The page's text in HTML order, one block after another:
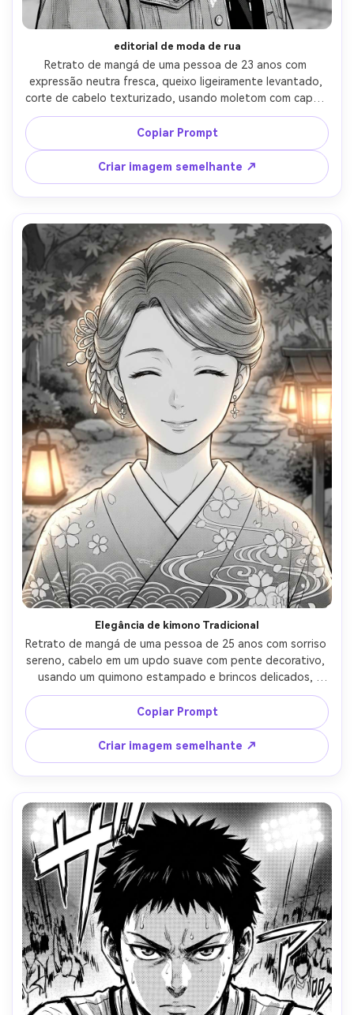
editorial de moda de rua
Retrato de mangá de uma pessoa de 23 anos com
expressão neutra fresca, queixo ligeiramente levantado,
corte de cabelo texturizado, usando moletom com capuz
oversized em camadas com jaqueta jeans e punhos de
orelha, fundo de parede urbana com formas sutis de
graffiti, luz suave nublada, tintas limpas afiadas,
sombreamento nuançado do tono da tela,
enquadramento de três quartos do busto, humor
moderno e elegante, nenhum texto legível, lente de
85mm, profundidade de campo rasa-AR 4:5
Copiar Prompt
Criar imagem semelhante ↗
Elegância de kimono Tradicional
Retrato de mangá de uma pessoa de 25 anos com sorriso
sereno, cabelo em um updo suave com pente decorativo,
usando um quimono estampado e brincos delicados,
fundo de jardim com lanternas, luz quente da noite,
linhagem refinada, motivos de tecido detalhados,
sombras de tom de tela suave sob o queixo, composição
de retrato centrado, humor gracioso, polimento alto, sem
texto, lente de 85mm, profundidade de campo rasa- -ar
4:5
Copiar Prompt
Criar imagem semelhante ↗